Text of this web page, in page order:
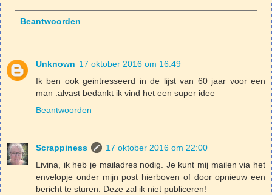
Beantwoorden
Unknown 17 oktober 2016 om 16:49
Ik ben ook geintresseerd in de lijst van 60 jaar voor een
man .alvast bedankt ik vind het een super idee
Beantwoorden
Scrappiness
17 oktober 2016 om 22:00
Livina, ik heb je mailadres nodig. Je kunt mij mailen via het
envelopje onder mijn post hierboven of door opnieuw een
bericht te sturen. Deze zal ik niet publiceren!